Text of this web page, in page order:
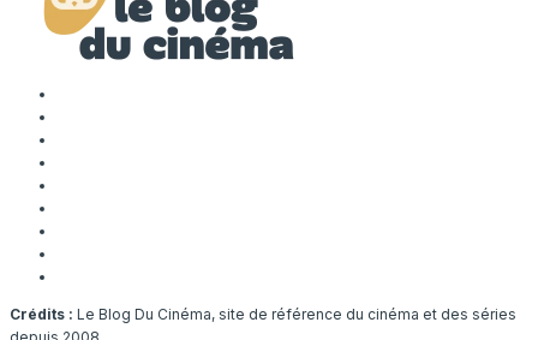
Crédits : Le Blog Du Cinéma, site de référence du cinéma et des séries